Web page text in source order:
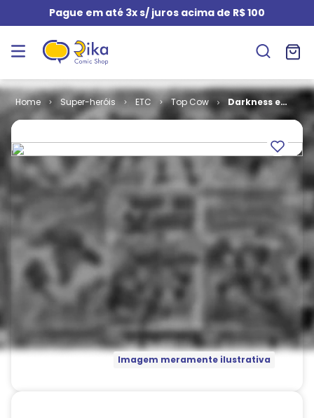
Pague em até 3x s/ juros acima de R$ 100
Super-heróis ETC Top Cow
Darkness e
Witchblade #
Imagem meramente ilustrativa